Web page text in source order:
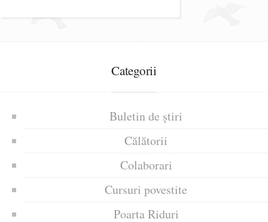
Categorii
Buletin de știri
Călătorii
Colaborari
Cursuri povestite
Poarta Riduri